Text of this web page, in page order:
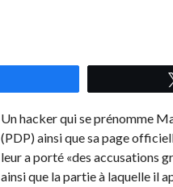
Un hacker qui se prénomme
(PDP) ainsi que sa page
leur a porté «des accusations
ainsi que la partie à laquelle il